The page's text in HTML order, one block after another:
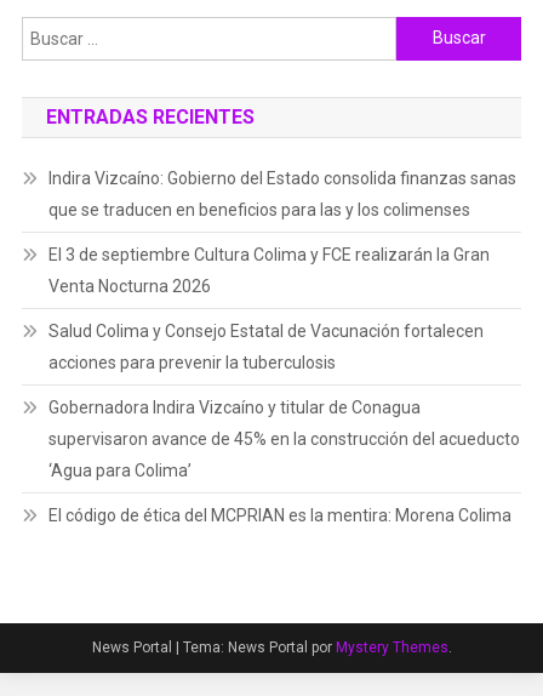
Buscar:
ENTRADAS RECIENTES
Indira Vizcaíno: Gobierno del Estado consolida finanzas sanas
que se traducen en beneficios para las y los colimenses
El 3 de septiembre Cultura Colima y FCE realizarán la Gran
Venta Nocturna 2026
Salud Colima y Consejo Estatal de Vacunación fortalecen
acciones para prevenir la tuberculosis
Gobernadora Indira Vizcaíno y titular de Conagua
supervisaron avance de 45% en la construcción del acueducto
‘Agua para Colima’
El código de ética del MCPRIAN es la mentira: Morena Colima
News Portal | Tema: News Portal por Mystery Themes.